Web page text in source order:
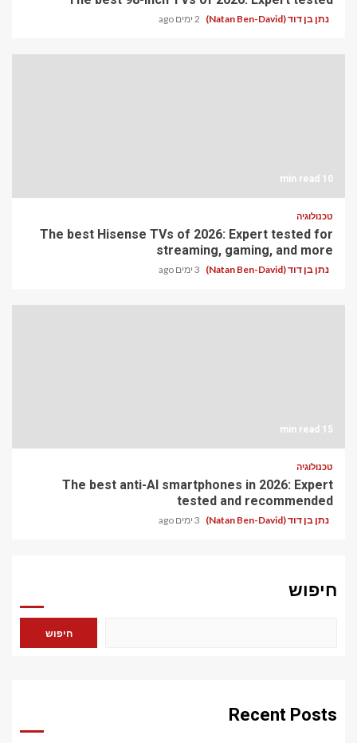
נתן בן דוד (Natan Ben-David) 2 ימים ago
10 min read
טכנולוגיה
The best Hisense TVs of 2026: Expert tested for
streaming, gaming, and more
נתן בן דוד (Natan Ben-David) 3 ימים ago
15 min read
טכנולוגיה
The best anti-AI smartphones in 2026: Expert
tested and recommended
נתן בן דוד (Natan Ben-David) 3 ימים ago
חיפוש
חיפוש
Recent Posts